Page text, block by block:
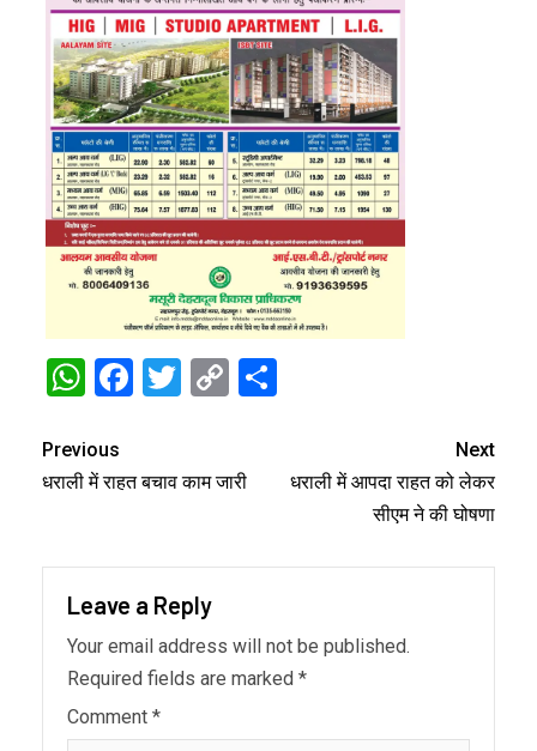
WhatsApp
Facebook
Twitter
Copy
Previous
धराली में राहत बचाव काम जारी
Next
धराली में आपदा राहत को लेकर
सीएम ने की घोषणा
Leave a Reply
Your email address will not be published.
Required fields are marked *
Comment *